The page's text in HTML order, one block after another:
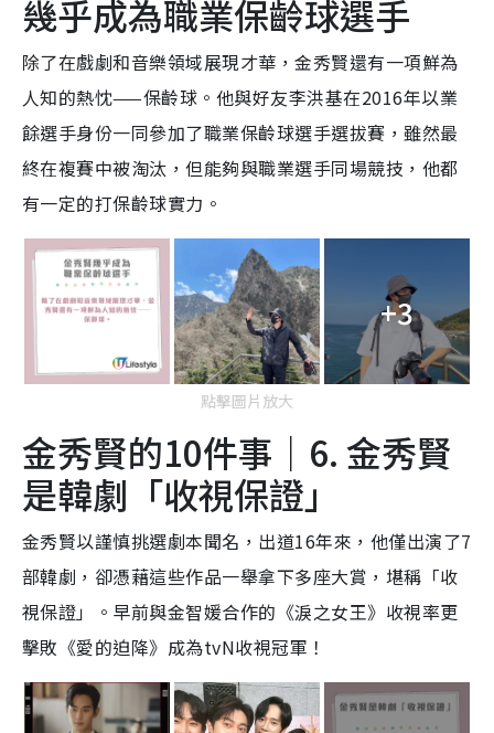
幾乎成為職業保齡球選手
除了在戲劇和音樂領域展現才華，金秀賢還有一項鮮為
人知的熱忱——保齡球。他與好友李洪基在2016年以業
餘選手身份一同參加了職業保齡球選手選拔賽，雖然最
終在複賽中被淘汰，但能夠與職業選手同場競技，他都
有一定的打保齡球實力。
+3
點擊圖片放大
金秀賢的10件事｜6. 金秀賢
是韓劇「收視保證」
金秀賢以謹慎挑選劇本聞名，出道16年來，他僅出演了7
部韓劇，卻憑藉這些作品一舉拿下多座大賞，堪稱「收
視保證」。早前與金智媛合作的《淚之女王》收視率更
擊敗《愛的迫降》成為tvN收視冠軍！